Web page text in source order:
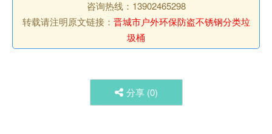
咨询热线：13902465298
转载请注明原文链接： 晋城市户外环保防盗不锈钢分类垃
圾桶
分享 (0)